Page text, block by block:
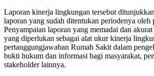
Laporan kinerja lingkungan tersebut
laporan yang sudah ditentukan periodenya oleh
Penyampaian laporan yang memadai dan
yang diperlukan sebagai alat ukur kinerja
pertanggungjawaban Rumah Sakit dalam
bukti hukum dan informasi bagi masyarakat,
stakeholder lainnya.